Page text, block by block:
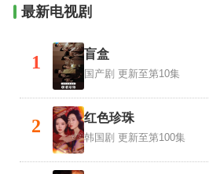
最新电视剧
1 盲盒
国产剧 更新至第10集
2 红色珍珠
韩国剧 更新至第100集